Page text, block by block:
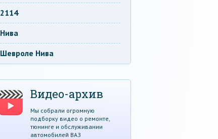
2114
Нива
Шевроле Нива
Видео-архив
Мы собрали огромную
подборку видео о ремонте,
тюнинге и обслуживании
автомобилей ВАЗ